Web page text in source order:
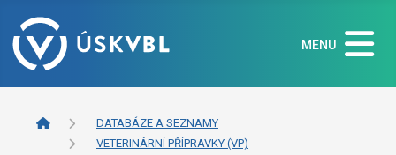
MENU
DATABÁZE A SEZNAMY
VETERINÁRNÍ PŘÍPRAVKY (VP)